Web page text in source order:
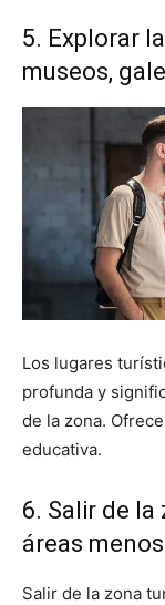
5. Explorar
museos,
Los lugares
profunda y
de la zona.
educativa.
6. Salir de
áreas
Salir de la zona